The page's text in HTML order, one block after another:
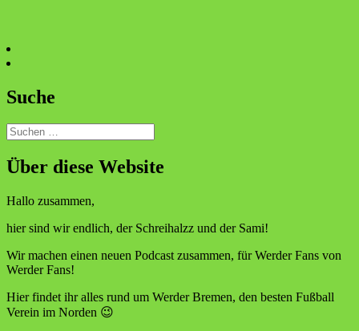
Suche
Suchen
nach:
Über diese Website
Hallo zusammen,
hier sind wir endlich, der Schreihalzz und der Sami!
Wir machen einen neuen Podcast zusammen, für Werder Fans von
Werder Fans!
Hier findet ihr alles rund um Werder Bremen, den besten Fußball
Verein im Norden 😉